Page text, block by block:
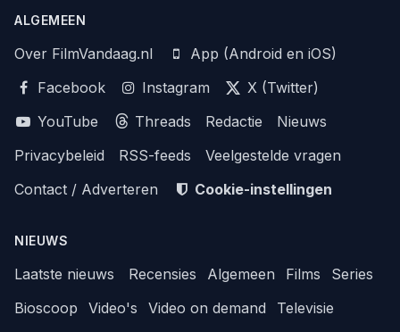
ALGEMEEN
Over FilmVandaag.nl
App (Android en iOS)
Facebook
Instagram
X (Twitter)
YouTube
Threads Redactie
Nieuws
Privacybeleid
RSS-feeds
Veelgestelde vragen
Contact / Adverteren
Cookie-instellingen
NIEUWS
Laatste nieuws Recensies Algemeen Films
Series
Bioscoop
Video's Video on demand
Televisie